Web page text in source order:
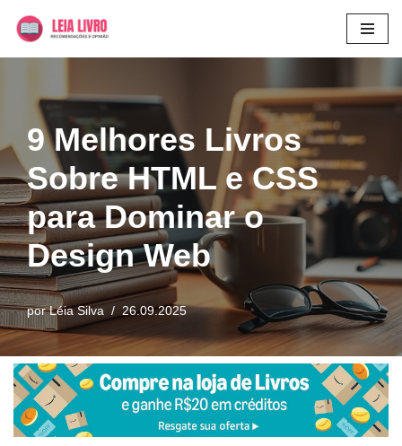
conteúdo
9 Melhores Livros
Sobre HTML e CSS
para Dominar o
Design Web
porLéia Silva 26.09.2025